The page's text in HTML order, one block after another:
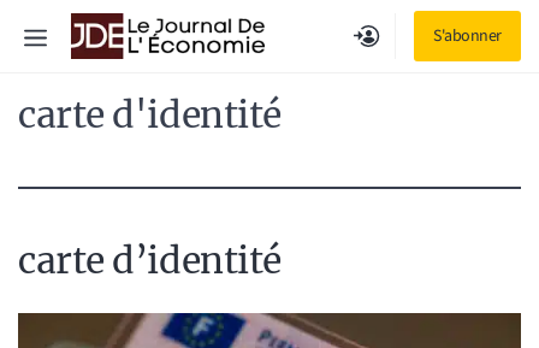
S'abonner
Menu
carte d'identité
carte d’identité